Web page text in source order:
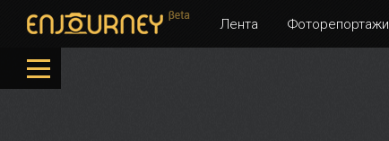
Лента Фоторепортажи